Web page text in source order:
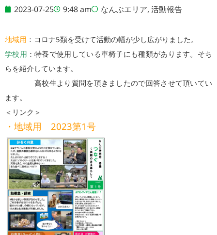
2023-07-25 9:48 am なんぶエリア, 活動報告
地域用 ：コロナ5類を受けて活動の幅が少し広がりました。
学校用 ：特養で使用している車椅子にも種類があります。そち
らを紹介しています。
高校生より質問を頂きましたので回答させて頂いてい
ます。
＜リンク＞
・ 地域用 2023第1号